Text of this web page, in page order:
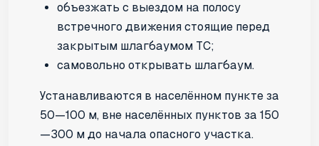
объезжать с выездом на полосу
встречного движения стоящие перед
закрытым шлагбаумом ТС;
самовольно открывать шлагбаум.
Устанавливаются в населённом пункте за
50—100 м, вне населённых пунктов за 150
—300 м до начала опасного участка.